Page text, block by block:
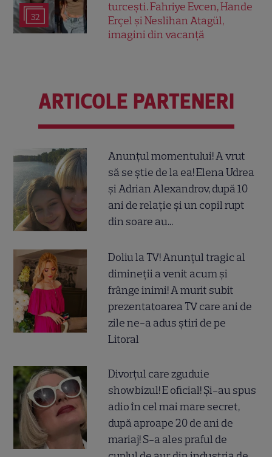
32
turcești. Fahriye Evcen, Hande
Erçel și Neslihan Atagül,
imagini din vacanță
ARTICOLE PARTENERI
Anunțul momentului! A vrut
să se știe de la ea! Elena Udrea
și Adrian Alexandrov, după 10
ani de relație și un copil rupt
din soare au...
Doliu la TV! Anunțul tragic al
dimineții a venit acum și
frânge inimi! A murit subit
prezentatoarea TV care ani de
zile ne-a adus știri de pe
Litoral
Divorțul care zguduie
showbizul! E oficial! Și-au spus
adio în cel mai mare secret,
după aproape 20 de ani de
mariaj! S-a ales praful de